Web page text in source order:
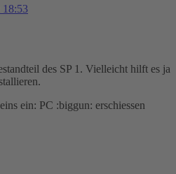
des SP 1. Vielleicht hilft es ja
ein: PC :biggun: erschiessen